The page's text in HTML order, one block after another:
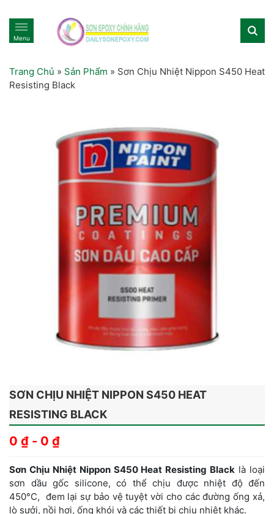
Menu
Trang Chủ » Sản Phẩm » Sơn Chịu Nhiệt Nippon S450 Heat
Resisting Black
SƠN CHỊU NHIỆT NIPPON S450 HEAT
RESISTING BLACK
0 ₫ - 0 ₫
Sơn Chịu Nhiệt Nippon S450 Heat Resisting Black là loại
sơn dầu gốc silicone, có thể chịu được nhiệt độ đến
450°C, đem lại sự bảo vệ tuyệt vời cho các đường ống xả,
lò sưởi, nồi hơi, ống khói và các thiết bị chịu nhiệt khác.